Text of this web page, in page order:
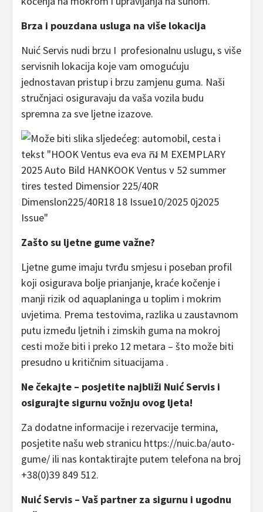
Brza i pouzdana usluga na više lokacija
Nuić Servis nudi brzu I profesionalnu uslugu, s više
servisnih lokacija koje vam omogućuju
jednostavan pristup i brzu zamjenu guma. Naši
stručnjaci osiguravaju da vaša vozila budu
spremna za sve ljetne izazove.
Zašto su ljetne gume važne?
Ljetne gume imaju tvrđu smjesu i poseban profil
koji osigurava bolje prianjanje, kraće kočenje i
manji rizik od aquaplaninga u toplim i mokrim
uvjetima. Prema testovima, razlika u zaustavnom
putu između ljetnih i zimskih guma na mokroj
cesti može biti i preko 12 metara – što može biti
presudno u kritičnim situacijama .​
Ne čekajte – posjetite najbliži Nuić Servis i
osigurajte sigurnu vožnju ovog ljeta!
Za dodatne informacije i rezervacije termina,
posjetite našu web stranicu https://nuic.ba/auto-
gume/ ili nas kontaktirajte putem telefona na broj
+38(0)39 849 512.​
Nuić Servis – Vaš partner za sigurnu i ugodnu